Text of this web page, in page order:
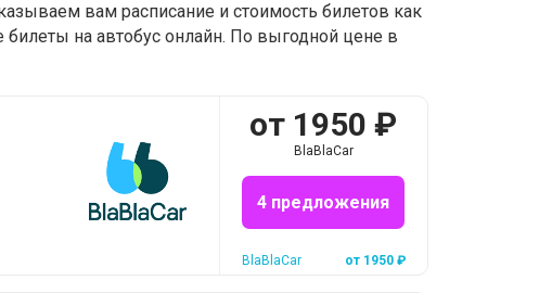
вам расписание и стоимость билетов как
на автобус онлайн. По выгодной цене в
от 1950 ₽
BlaBlaCar
4 предложения
BlaBlaCar от 1950 ₽